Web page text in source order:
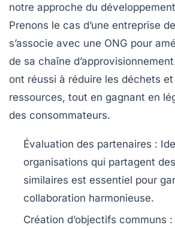
notre approche du
Prenons le cas d’une entreprise
s’associe avec une ONG pour
de sa chaîne
ont réussi à réduire les déchets
ressources, tout en gagnant en
des consommateurs.
Évaluation des partenaires :
organisations qui partagent
similaires est essentiel pour
collaboration harmonieuse.
Création d’objectifs communs :